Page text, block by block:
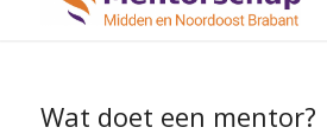
Wat doet een mentor?